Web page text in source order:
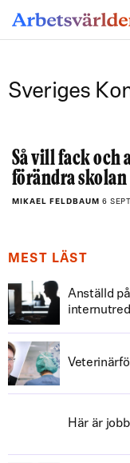
Sveriges
Så vill fack och
förändra skolan
MIKAEL FELDBAUM 6
MEST LÄST
Anställd
Här är